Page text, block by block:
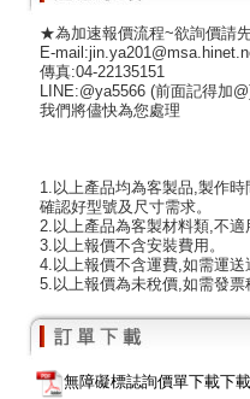
★為加速報價流程~欲詢價請
E-
傳真:04-22135151
LINE:@ya5566 (前面記得加
我們將儘快為您處理
1.以上產品均為客製品,製作
確認好型號及尺寸需求。
2.以上產品為客製材料類,不
3.以上報價不含安裝費用。
4.以上報價不含運費,如需運
5.以上報價為未稅價,如需發
無障礙標誌詢價單下載下